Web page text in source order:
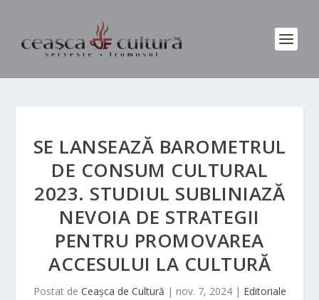
SE LANSEAZĂ BAROMETRUL
DE CONSUM CULTURAL
2023. STUDIUL SUBLINIAZĂ
NEVOIA DE STRATEGII
PENTRU PROMOVAREA
ACCESULUI LA CULTURĂ
Postat de Ceașca de Cultură | nov. 7, 2024| Editoriale